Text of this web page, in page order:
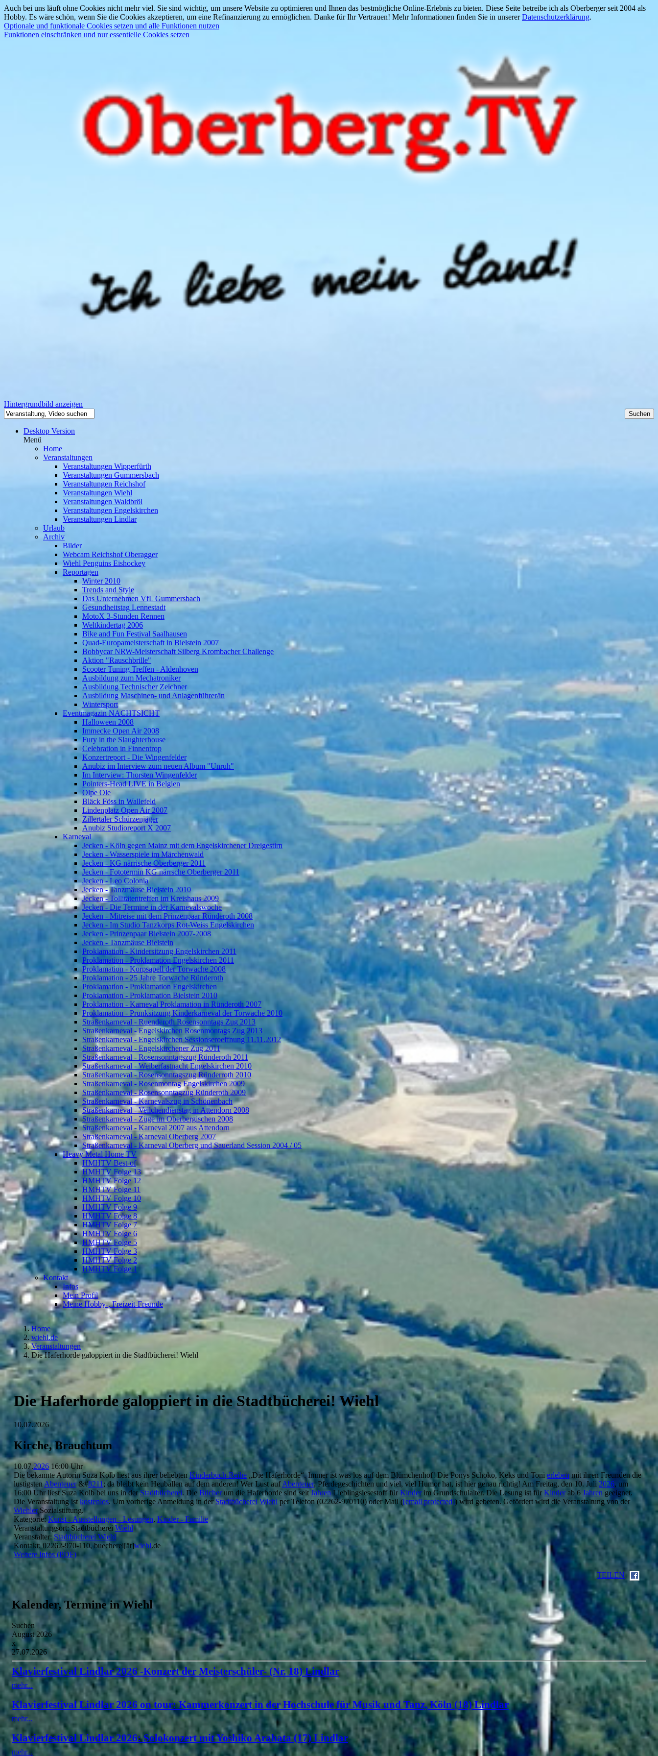
Auch bei uns läuft ohne Cookies nicht mehr viel. Sie sind wichtig, um unsere Website zu optimieren und Ihnen das bestmögliche Online-Erlebnis zu bieten. Diese Seite betreibe ich als Oberberger seit 2004 als
Hobby. Es wäre schön, wenn Sie die Cookies akzeptieren, um eine Refinanzierung zu ermöglichen. Danke für Ihr Vertrauen! Mehr Informationen finden Sie in unsererDatenschutzerklärung.
Optionale und funktionale Cookies setzen und alle Funktionen nutzen
Funktionen einschränken und nur essentielle Cookies setzen
Hintergrundbild anzeigen
Desktop Version
Menü
Home
Veranstaltungen
Veranstaltungen Wipperfürth
Veranstaltungen Gummersbach
Veranstaltungen Reichshof
Veranstaltungen Wiehl
Veranstaltungen Waldbröl
Veranstaltungen Engelskirchen
Veranstaltungen Lindlar
Urlaub
Archiv
Bilder
Webcam Reichshof Oberagger
Wiehl Penguins Eishockey
Reportagen
Winter 2010
Trends and Style
Das Unternehmen VfL Gummersbach
Gesundheitstag Lennestadt
MotoX 3-Stunden Rennen
Weltkindertag 2006
Bike and Fun Festival Saalhausen
Quad-Europameisterschaft in Bielstein 2007
Bobbycar NRW-Meisterschaft Silberg Krombacher Challenge
Aktion "Rauschbrille"
Scooter Tuning Treffen - Aldenhoven
Ausbildung zum Mechatroniker
Ausbildung Technischer Zeichner
Ausbildung Maschinen- und Anlagenführer/in
Wintersport
Eventmagazin NACHTSICHT
Halloween 2008
Immecke Open Air 2008
Fury in the Slaughterhouse
Celebration in Finnentrop
Konzertreport - Die Wingenfelder
Anubiz im Interview zum neuen Album "Unruh"
Im Interview: Thorsten Wingenfelder
Pointers-Head LIVE in Belgien
Olpe Ole
Bläck Föss in Wallefeld
Lindenplatz Open Air 2007
Zillertaler Schürzenjäger
Anubiz Studioreport X 2007
Karneval
Jecken - Köln gegen Mainz mit dem Engelskirchener Dreigestirn
Jecken - Wasserspiele im Märchenwald
Jecken - KG närrische Oberberger 2011
Jecken - Fototermin KG närrsche Oberberger 2011
Jecken - Leo Colonia
Jecken - Tanzmäuse Bielstein 2010
Jecken - Tollitätentreffen im Kreishaus 2009
Jecken - Die Termine in der Karnevalswoche
Jecken - Mitreise mit dem Prinzenpaar Ründeroth 2008
Jecken - Im Studio Tanzkorps Rot-Weiss Engelskirchen
Jecken - Prinzenpaar Bielstein 2007-2008
Jecken - Tanzmäuse Bielstein
Proklamation - Kindersitzung Engelskirchen 2011
Proklamation - Proklamation Engelskirchen 2011
Proklamation - Korpsapell der Torwache 2008
Proklamation - 25 Jahre Torwache Ründeroth
Proklamation - Proklamation Engelskirchen
Proklamation - Proklamation Bielstein 2010
Proklamation - Karneval Proklamation in Ründeroth 2007
Proklamation - Prunksitzung Kinderkarneval der Torwache 2010
Straßenkarneval - Ruenderoth Rosensonntags Zug 2013
Straßenkarneval - Engelskirchen Rosenmontags Zug 2013
Straßenkarneval - Engelskirchen Sessionseroeffnung 11.11.2012
Straßenkarneval - Engelskirchener Zug 2011
Straßenkarneval - Rosensonntagszug Ründeroth 2011
Straßenkarneval - Weiberfastnacht Engelskirchen 2010
Straßenkarneval - Rosensonntagszug Ründerroth 2010
Straßenkarneval - Rosenmontag Engelskirchen 2009
Straßenkarneval - Rosensonntagzug Ründeroth 2009
Straßenkarneval - Karnevalszug in Schönenbach
Straßenkarneval - Veilchendienstag in Attendorn 2008
Straßenkarneval - Züge im Oberbergischen 2008
Straßenkarneval - Karneval 2007 aus Attendorn
Straßenkarneval - Karneval Oberberg 2007
Straßenkarneval - Karneval Oberberg und Sauerland Session 2004 / 05
Heavy Metal Home TV
HMHTV Best-of
HMHTV Folge 13
HMHTV Folge 12
HMHTV Folge 11
HMHTV Folge 10
HMHTV Folge 9
HMHTV Folge 8
HMHTV Folge 7
HMHTV Folge 6
HMHTV Folge 5
HMHTV Folge 3
HMHTV Folge 2
HMHTV Folge 1
Kontakt
Infos
Mein Profil
Meine Hobby-, Freizeit-Freunde
Home
wiehl.de
Veranstaltungen
Die Haferhorde galoppiert in die Stadtbücherei! Wiehl
Die Haferhorde galoppiert in die Stadtbücherei! Wiehl
10.07.2026
Kirche, Brauchtum
10.07.2026 16:00 Uhr
Die bekannte Autorin Suza Kolb liest aus ihrer beliebten Kinderbuch-Reihe „Die Haferhorde“. Immer ist was los auf dem Blümchenhof! Die Ponys Schoko, Keks und Toni erleben mit ihren Freunden die
lustigstenAbenteuer&#8211; da bleibt kein Heuballen auf dem anderen! Wer Lust aufAbenteuer, Pferdegeschichten und viel, viel Humor hat, ist hier genau richtig! Am Freitag, den 10. Juli 2026, um
16:00 Uhr liest Suza Kolb bei uns in derStadtbücherei. Die Bücherum die Haferhorde sind seitJahrenLieblingslesestoff für Kinderim Grundschulalter. Die Lesung ist fürKinderab 6 Jahren geeignet.
Die Veranstaltung ist kostenlos. Um vorherige Anmeldung in derStadtbücherei Wiehl per Telefon (02262-970110) oder Mail ([email protected]) wird gebeten. Gefördert wird die Veranstaltung von der
WiehlerSozialstiftung.
Kategorie:Kunst - Ausstellungen - Lesungen, Kinder - Familie
Veranstaltungsort: Stadtbücherei Wiehl
Veranstalter: Stadtbücherei Wiehl
Kontakt: 02262-970-110, buecherei[ät]wiehl.de
Weitere Infos (PDF)
TEILEN
Kalender, Termine in Wiehl
Suchen
August 2026
x
27.07.2026
Klavierfestival Lindlar 2026 -Konzert der Meisterschüler- (Nr. 18) Lindlar
mehr...
Klavierfestival Lindlar 2026 on tour: Kammerkonzert in der Hochschule für Musik und Tanz, Köln (18) Lindlar
mehr...
Klavierfestival Lindlar 2026: Solokonzert mit Yoshiko Arahata (17) Lindlar
mehr...